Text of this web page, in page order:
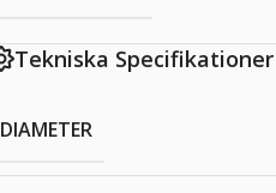
Tekniska Specifikationer
DIAMETER